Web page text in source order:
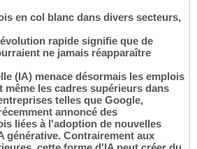
en col blanc dans divers secteurs,
rapide signifie que de
ne jamais réapparaître
(IA) menace désormais les emplois
même les cadres supérieurs dans
telles que Google,
annoncé des
liées à l'adoption de nouvelles
générative. Contrairement aux